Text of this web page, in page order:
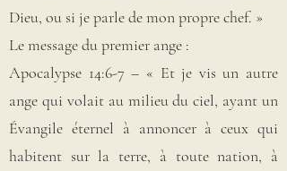
Dieu, ou si je parle de mon propre chef. »
Le message du premier ange :
Apocalypse 14:6-7 – « Et je vis un autre
ange qui volait au milieu du ciel, ayant un
Évangile éternel à annoncer à ceux qui
habitent sur la terre, à toute nation, à